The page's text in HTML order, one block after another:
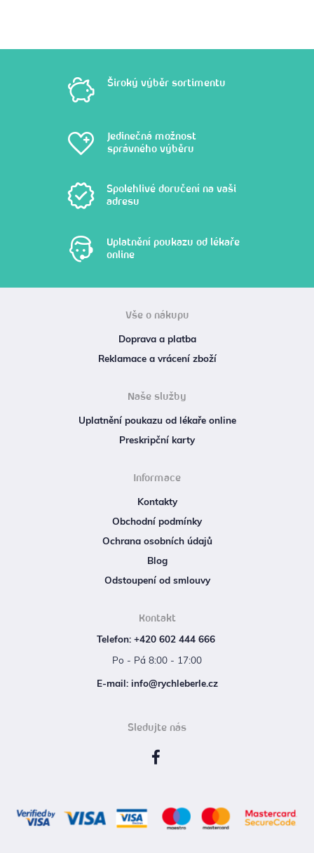
Široký výběr sortimentu
Jedinečná možnost
správného výběru
Spolehlivé doručení na vaši
adresu
Uplatnění poukazu od lékaře
online
Vše o nákupu
Doprava a platba
Reklamace a vrácení zboží
Naše služby
Uplatnění poukazu od lékaře online
Preskripční karty
Informace
Kontakty
Obchodní podmínky
Ochrana osobních údajů
Blog
Odstoupení od smlouvy
Kontakt
Telefon: +420 602 444 666
Po - Pá 8:00 - 17:00
E‑mail: info@rychleberle.cz
Sledujte nás